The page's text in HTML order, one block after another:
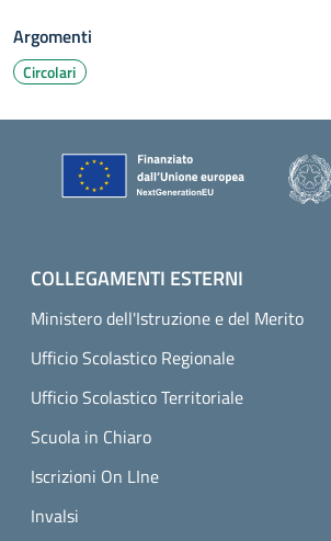
Argomenti
Circolari
Piè di pagina
COLLEGAMENTI ESTERNI
Ministero dell'Istruzione e del Merito
Ufficio Scolastico Regionale
Ufficio Scolastico Territoriale
Scuola in Chiaro
Iscrizioni On LIne
Invalsi